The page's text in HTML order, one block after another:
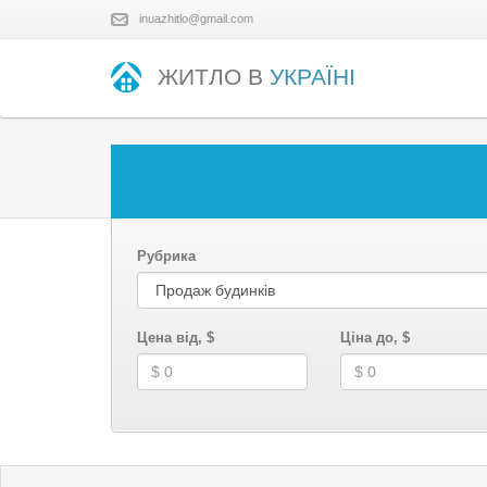
inuazhitlo@gmail.com
ЖИТЛО В УКРАЇНІ
Рубрика
Цена від, $ Ціна до, $